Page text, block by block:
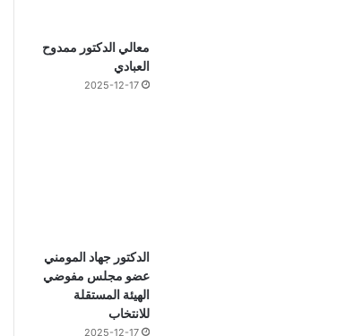
معالي الدكتور ممدوح
العبادي
2025-12-17
الدكتور جهاد المومني
عضو مجلس مفوضي
الهيئة المستقلة
للانتخاب
2025-12-17